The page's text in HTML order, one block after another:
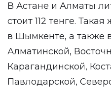
В Астане и Алматы
стоит 112 тенге.
в Шымкенте, а также
Алматинской,
Карагандинской,
Павлодарской,